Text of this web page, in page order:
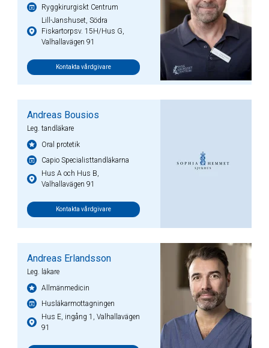
Ryggkirurgiskt Centrum
Lill-Janshuset, Södra
Fiskartorpsv. 15H/Hus G,
Valhallavägen 91
Kontakta vårdgivare
Andreas Bousios
Leg. tandläkare
Oral protetik
Capio Specialisttandläkarna
Hus A och Hus B,
Valhallavägen 91
Kontakta vårdgivare
Andreas Erlandsson
Leg. läkare
Allmänmedicin
Husläkarmottagningen
Hus E, ingång 1, Valhallavägen
91